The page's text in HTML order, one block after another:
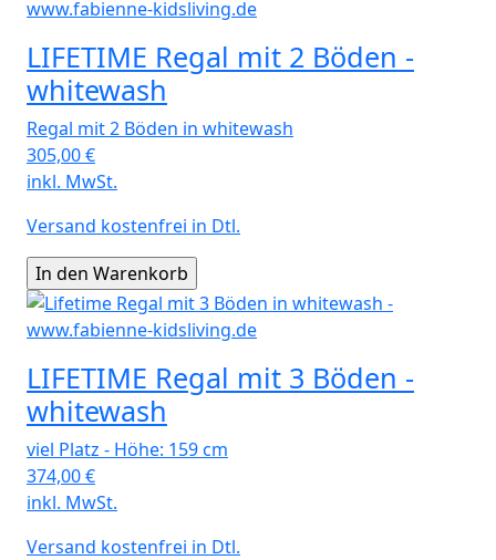
LIFETIME Regal mit 2 Böden -
whitewash
Regal mit 2 Böden in whitewash
305,00€
inkl. MwSt.
Versand kostenfrei in Dtl.
LIFETIME Regal mit 3 Böden -
whitewash
viel Platz - Höhe: 159 cm
374,00€
inkl. MwSt.
Versand kostenfrei in Dtl.